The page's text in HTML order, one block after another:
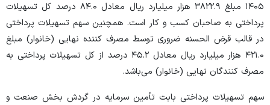
۱۴۰۵ مبلغ ۳۸۲۲.۹ هزار میلیارد ریال معادل ۸۴.۰ درصد کل تسهیلات
پرداختی به صاحبان کسب و کار است. همچنین سهم تسهیلات پرداختی
در قالب قرض الحسنه ضروری توسط مصرف کننده نهایی (خانوار) مبلغ
۴۲۱.۰ هزار میلیارد ریال معادل ۴۵.۲ درصد از کل تسهیلات پرداختی به
مصرف کنندگان نهایی (خانوار) می‌باشد.
سهم تسهیلات پرداختی بابت تأمین سرمایه در گردش بخش صنعت و